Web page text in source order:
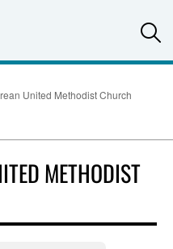
United Methodist Church
METHODIST